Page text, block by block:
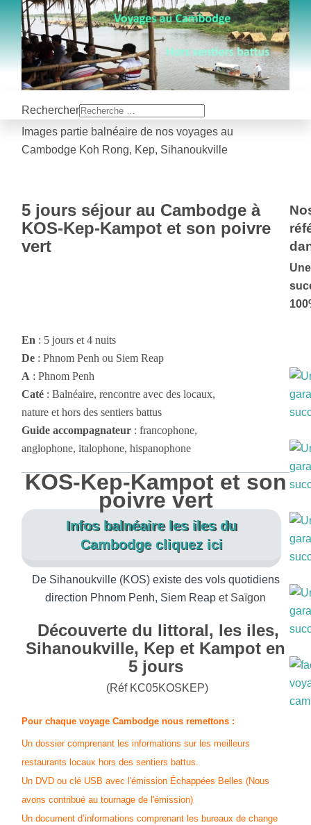
Rechercher
Images partie balnéaire de nos voyages au
Cambodge Koh Rong, Kep, Sihanoukville
5 jours séjour au Cambodge à
KOS-Kep-Kampot et son poivre
vert
En : 5 jours et 4 nuits
De : Phnom Penh ou Siem Reap
A : Phnom Penh
Caté : Balnéaire, rencontre avec des locaux,
nature et hors des sentiers battus
Guide accompagnateur : francophone,
anglophone, italophone, hispanophone
KOS-Kep-Kampot et son
poivre vert
Infos balnéaire les iles du
Cambodge cliquez ici
De Sihanoukville (KOS) existe des vols quotidiens
direction Phnom Penh, Siem Reap et Saïgon
Découverte du littoral, les iles,
Sihanoukville, Kep et Kampot en
5 jours
(Réf KC05KOSKEP)
Pour chaque voyage Cambodge nous remettons :
Un dossier comprenant les informations sur les meilleurs
restaurants locaux hors des sentiers battus.
Un DVD ou clé USB avec l'émission Échappées Belles (Nous
avons contribué au tournage de l'émission)
Un document d’informations comprenant les bureaux de change